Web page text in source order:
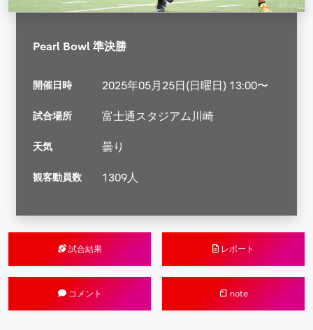
Pearl Bowl 準決勝
開催日時 2025年05月25日(日曜日) 13:00〜
試合場所 富士通スタジアム川崎
天気 曇り
観客動員数 1309人
試合結果 レポート
コメント note